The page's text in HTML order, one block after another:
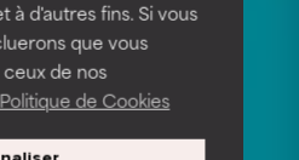
à d'autres fins. Si vous
que vous
de nos
Politique de Cookies